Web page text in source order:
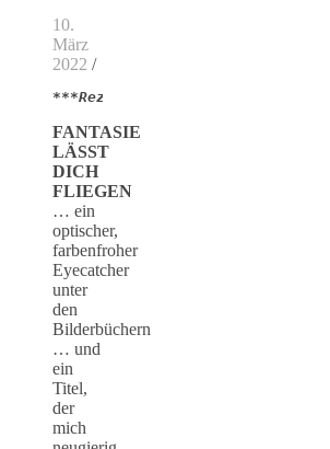
10.
März
2022 /
***Rezensionsexemplar***
FANTASIE
LÄSST
DICH
FLIEGEN
… ein
optischer,
farbenfroher
Eyecatcher
unter
den
Bilderbüchern
… und
ein
Titel,
der
mich